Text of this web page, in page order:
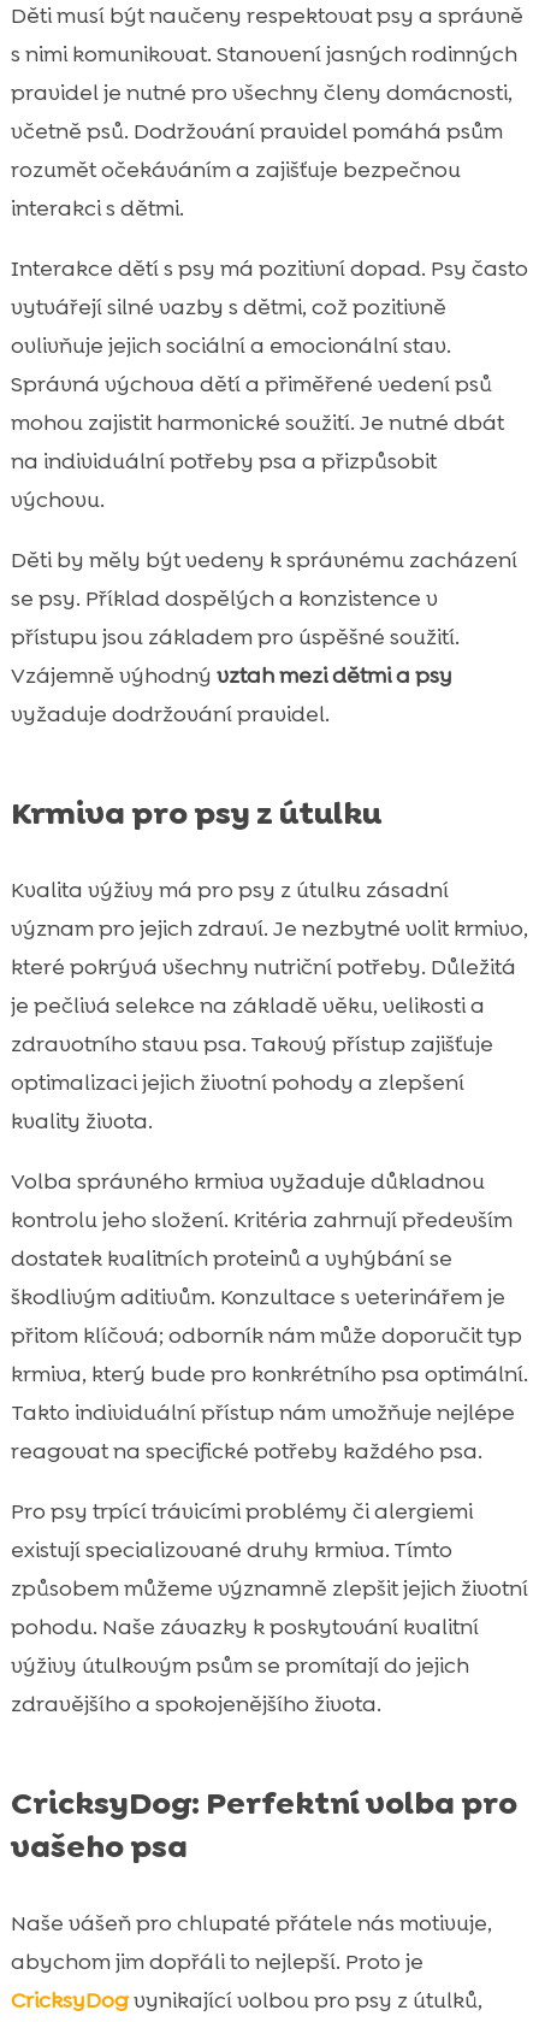
Děti musí být naučeny respektovat psy a správně
s nimi komunikovat. Stanovení jasných rodinných
pravidel je nutné pro všechny členy domácnosti,
včetně psů. Dodržování pravidel pomáhá psům
rozumět očekáváním a zajišťuje bezpečnou
interakci s dětmi.
Interakce dětí s psy má pozitivní dopad. Psy často
vytvářejí silné vazby s dětmi, což pozitivně
ovlivňuje jejich sociální a emocionální stav.
Správná výchova dětí a přiměřené vedení psů
mohou zajistit harmonické soužití. Je nutné dbát
na individuální potřeby psa a přizpůsobit
výchovu.
Děti by měly být vedeny k správnému zacházení
se psy. Příklad dospělých a konzistence v
přístupu jsou základem pro úspěšné soužití.
Vzájemně výhodný vztah mezi dětmi a psy
vyžaduje dodržování pravidel.
Krmiva pro psy z útulku
Kvalita výživy má pro psy z útulku zásadní
význam pro jejich zdraví. Je nezbytné volit krmivo,
které pokrývá všechny nutriční potřeby. Důležitá
je pečlivá selekce na základě věku, velikosti a
zdravotního stavu psa. Takový přístup zajišťuje
optimalizaci jejich životní pohody a zlepšení
kvality života.
Volba správného krmiva vyžaduje důkladnou
kontrolu jeho složení. Kritéria zahrnují především
dostatek kvalitních proteinů a vyhýbání se
škodlivým aditivům. Konzultace s veterinářem je
přitom klíčová; odborník nám může doporučit typ
krmiva, který bude pro konkrétního psa optimální.
Takto individuální přístup nám umožňuje nejlépe
reagovat na specifické potřeby každého psa.
Pro psy trpící trávicími problémy či alergiemi
existují specializované druhy krmiva. Tímto
způsobem můžeme významně zlepšit jejich životní
pohodu. Naše závazky k poskytování kvalitní
výživy útulkovým psům se promítají do jejich
zdravějšího a spokojenějšího života.
CricksyDog: Perfektní volba pro
vašeho psa
Naše vášeň pro chlupaté přátele nás motivuje,
abychom jim dopřáli to nejlepší. Proto je
CricksyDogvynikající volbou pro psy z útulků,